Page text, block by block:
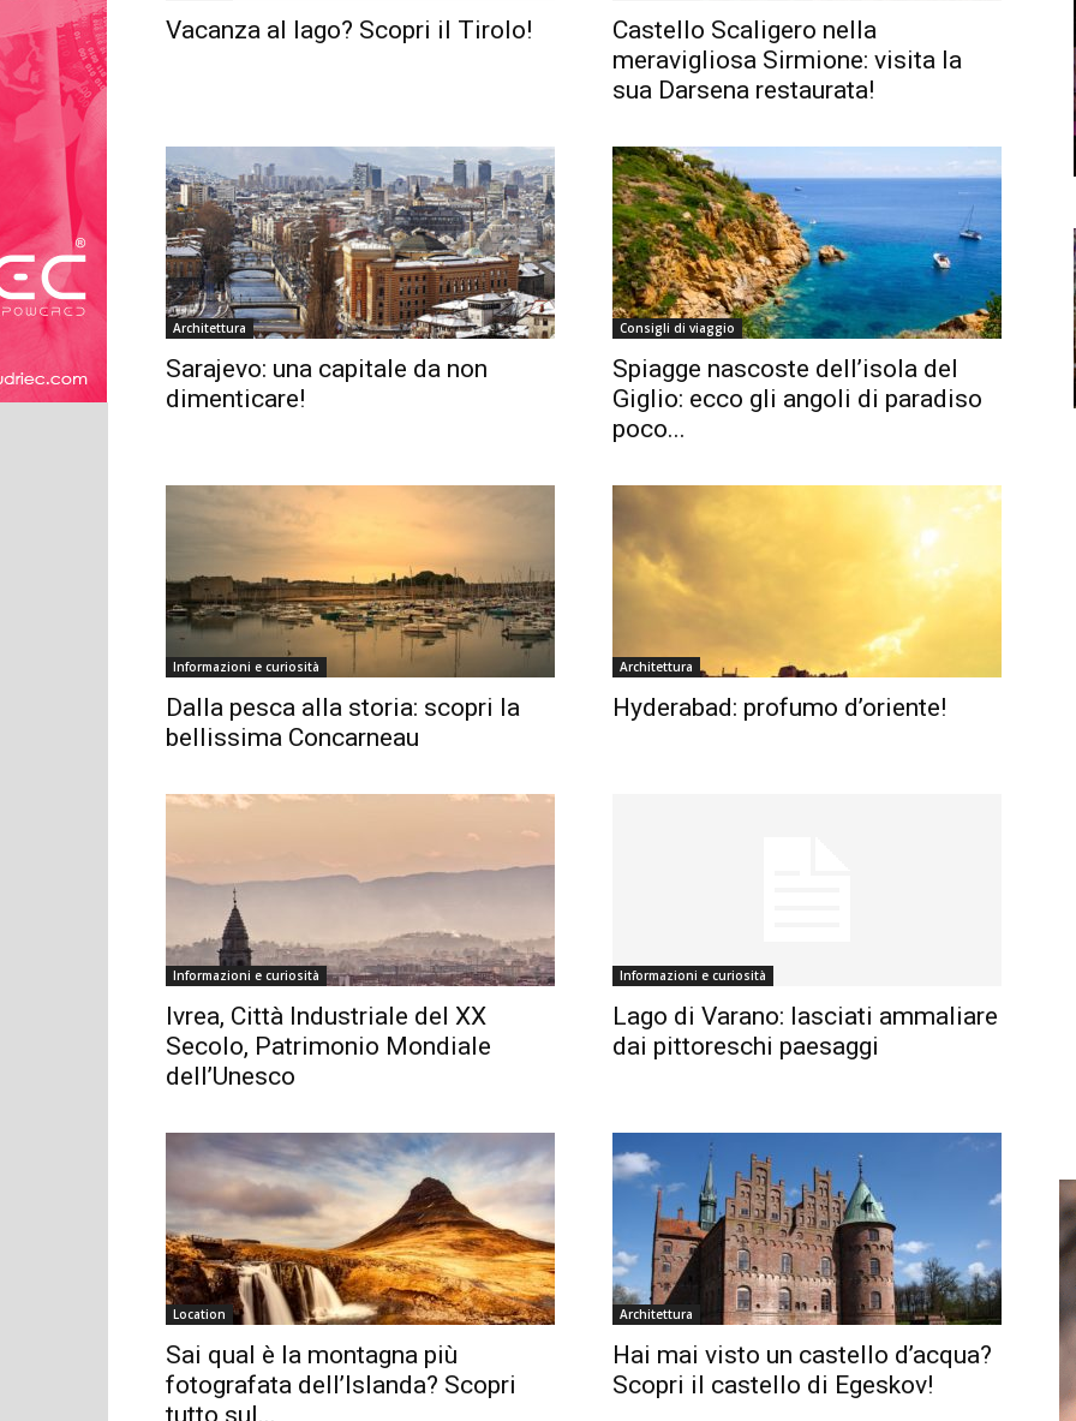
Vacanza al lago? Scopri il Tirolo!
Castello Scaligero nella
meravigliosa Sirmione: visita la
sua Darsena restaurata!
Architettura
Sarajevo: una capitale da non
dimenticare!
Consigli di viaggio
Spiagge nascoste dell’isola del
Giglio: ecco gli angoli di paradiso
poco...
Informazioni e curiosità
Dalla pesca alla storia: scopri la
bellissima Concarneau
Architettura
Hyderabad: profumo d’oriente!
Informazioni e curiosità
Ivrea, Città Industriale del XX
Secolo, Patrimonio Mondiale
dell’Unesco
Informazioni e curiosità
Lago di Varano: lasciati ammaliare
dai pittoreschi paesaggi
Location
Sai qual è la montagna più
fotografata dell’Islanda? Scopri
tutto sul...
Architettura
Hai mai visto un castello d’acqua?
Scopri il castello di Egeskov!